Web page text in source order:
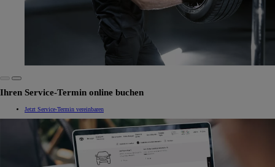
Ihren Service-Termin online buchen
Jetzt Service-Termin vereinbaren